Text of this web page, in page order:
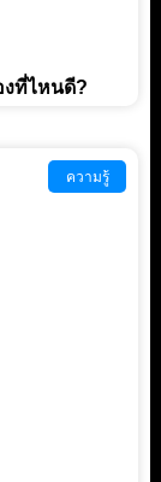
งที่ไหนดี?
ความรู้